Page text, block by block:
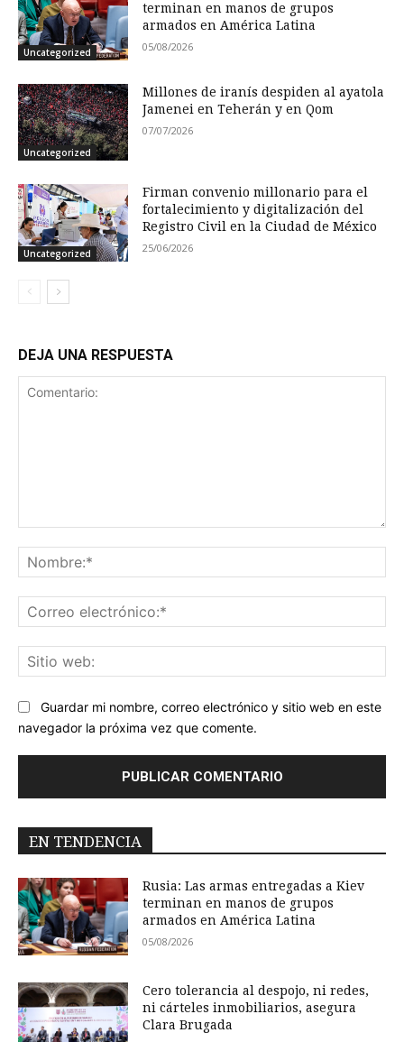
Uncategorized
terminan en manos de grupos
armados en América Latina
05/08/2026
Uncategorized
Millones de iranís despiden al ayatola
Jamenei en Teherán y en Qom
07/07/2026
Uncategorized
Firman convenio millonario para el
fortalecimiento y digitalización del
Registro Civil en la Ciudad de México
25/06/2026
DEJA UNA RESPUESTA
Guardar mi nombre, correo electrónico y sitio web en este
navegador la próxima vez que comente.
EN TENDENCIA
Rusia: Las armas entregadas a Kiev
terminan en manos de grupos
armados en América Latina
05/08/2026
Cero tolerancia al despojo, ni redes,
ni cárteles inmobiliarios, asegura
Clara Brugada